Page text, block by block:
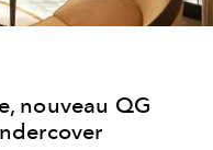
nouveau QG